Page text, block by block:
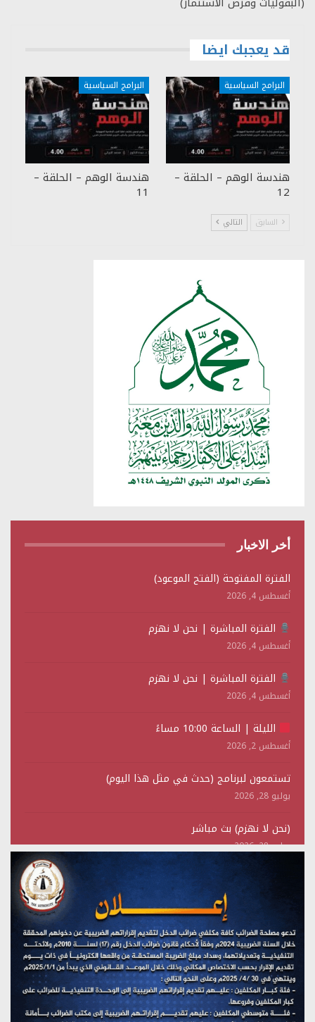
قد يعجبك ايضا
البرامج السياسية
هندسة الوهم – الحلقة –
12
البرامج السياسية
هندسة الوهم – الحلقة –
11
السابق التالي
أخر الاخبار
الفترة المفتوحة (الفتح الموعود)
أغسطس 4, 2026
الفترة المباشرة | نحن لا نهزم
أغسطس 4, 2026
الفترة المباشرة | نحن لا نهزم
أغسطس 4, 2026
الليلة | الساعة 10:00 مساءً
أغسطس 2, 2026
تستمعون لبرنامج (حدث في مثل هذا اليوم)
يوليو 28, 2026
(نحن لا نهزم) بث مباشر
يوليو 28, 2026
تستمعون لبرنامج (هندسة الوهم)
مؤتمر صحفي لمركز عين الإنسانية حول جرائم تحالف العدوان
على اليمن
يوليو 27, 2026
تستمعون لبرنامج (مع السيد القائد)
يوليو 26, 2026